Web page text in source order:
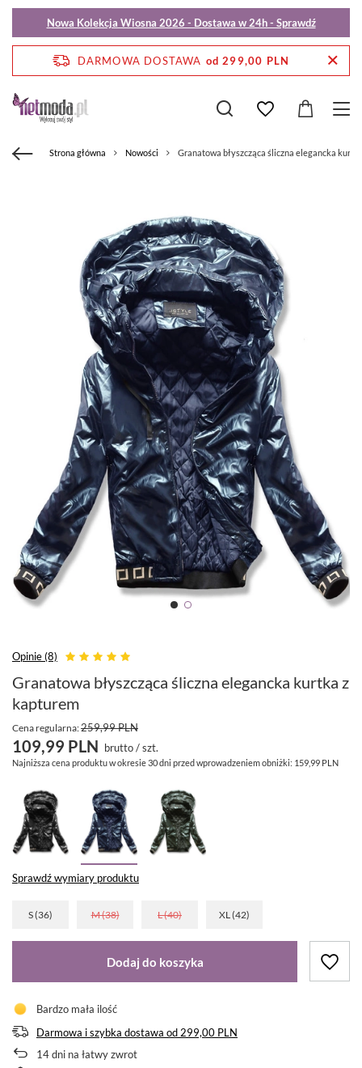
Nowa Kolekcja Wiosna 2026 - Dostawa w 24h - Sprawdź
DARMOWA DOSTAWA od 299,00 PLN
Strona główna Nowości Granatowa błyszcząca śliczna elegancka
Opinie (8)
Granatowa błyszcząca śliczna elegancka kurtka z
kapturem
Cena regularna:259,99 PLN
109,99 PLN brutto/szt.
Najniższa cena produktu w okresie 30 dni przed wprowadzeniem obniżki: 159,99 PLN
Sprawdź wymiary produktu
S (36) M (38) L (40) XL (42)
Dodaj do koszyka
Bardzo mała ilość
Darmowa i szybka dostawa od 299,00 PLN
14dni na łatwy zwrot